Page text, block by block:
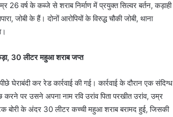
26 वर्ष के कब्जे से शराब निर्माण में प्रयुक्त सिल्वर बर्तन, कड़ाही
जोबी के हैं। दोनों आरोपियों के विरुद्ध चौकी जोबी, थाना
30 लीटर महुआ शराब जप्त
घेराबंदी कर रेड कार्रवाई की गई। कार्रवाई के दौरान एक संदिग्ध
पर उसने अपना नाम रवि उरांव पिता परखीत उरांव, उम्र
बोरी के अंदर 30 लीटर कच्ची महुआ शराब बरामद हुई, जिसकी